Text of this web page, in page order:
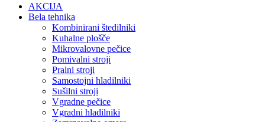
AKCIJA
Bela tehnika
Kombinirani štedilniki
Kuhalne plošče
Mikrovalovne pečice
Pomivalni stroji
Pralni stroji
Samostojni hladilniki
Sušilni stroji
Vgradne pečice
Vgradni hladilniki